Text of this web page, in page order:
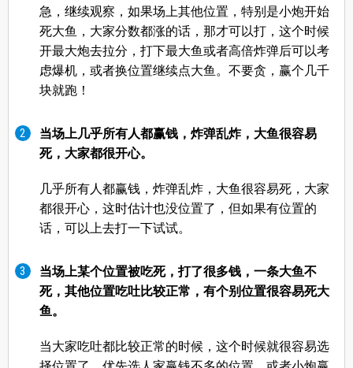
急，继续观察，如果场上其他位置，特别是小炮开始
死大鱼，大家分数都涨的话，那才可以打，这个时候
开最大炮去拉分，打下最大鱼或者高倍炸弹后可以考
虑爆机，或者换位置继续点大鱼。不要贪，赢个几千
块就跑！
当场上几乎所有人都赢钱，炸弹乱炸，大鱼很容易
死，大家都很开心。
几乎所有人都赢钱，炸弹乱炸，大鱼很容易死，大家
都很开心，这时估计也没位置了，但如果有位置的
话，可以上去打一下试试。
当场上某个位置被吃死，打了很多钱，一条大鱼不
死，其他位置吃吐比较正常，有个别位置很容易死大
鱼。
当大家吃吐都比较正常的时候，这个时候就很容易选